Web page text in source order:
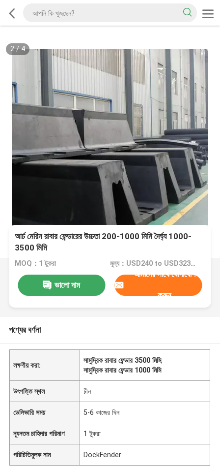
2/4
আর্চ মেরিন রাবার ফেন্ডারের উচ্চতা 200-1000 মিমি দৈর্ঘ্য 1000-
3500 মিমি
MOQ：1 টুকরা মূল্য：USD240 to USD3230 Per Piece
ভালো দাম
আমাদের সাথে যোগাযোগ
করুন
পণ্যের বর্ণনা
লক্ষণীয় করা:
সামুদ্রিক রাবার ফেন্ডার 3500 মিমি,
সামুদ্রিক রাবার ফেন্ডার 1000 মিমি
উৎপত্তি স্থল চীন
ডেলিভারি সময় 5-6 কাজের দিন
ন্যূনতম চাহিদার পরিমাণ 1 টুকরা
পরিচিতিমুলক নাম DockFender